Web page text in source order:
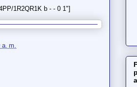
1R2QR1K b - - 0 1"]
a. m.